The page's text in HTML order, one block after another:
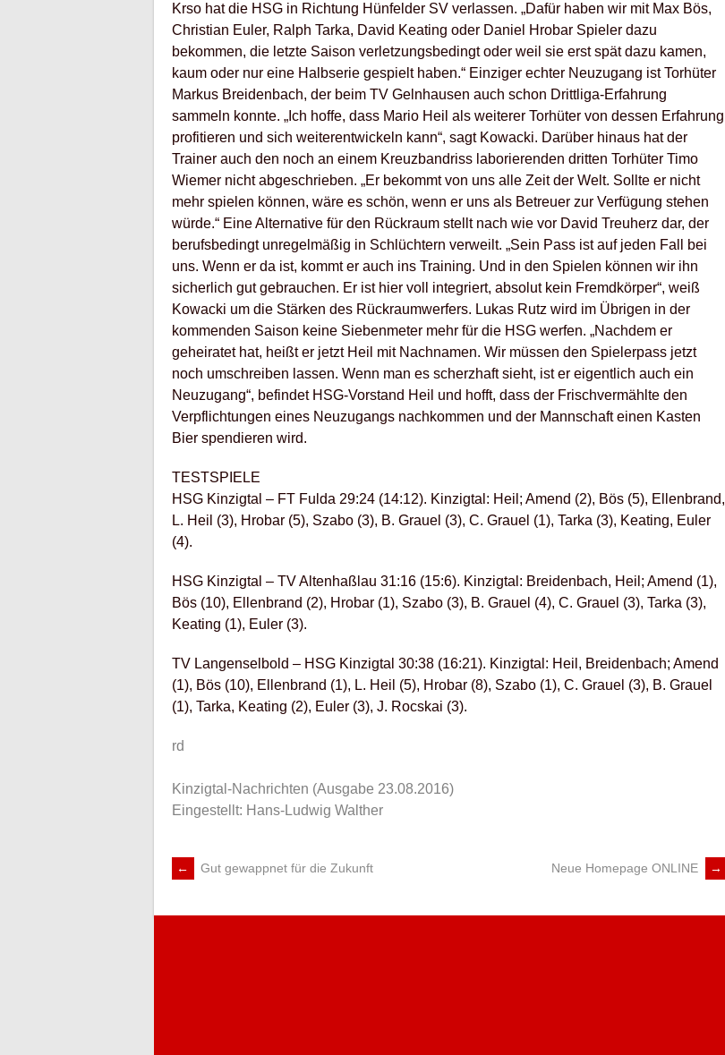
Krso hat die HSG in Richtung Hünfelder SV verlassen. „Dafür haben wir mit Max Bös,
Christian Euler, Ralph Tarka, David Keating oder Daniel Hrobar Spieler dazu
bekommen, die letzte Saison verletzungsbedingt oder weil sie erst spät dazu kamen,
kaum oder nur eine Halbserie gespielt haben.“ Einziger echter Neuzugang ist Torhüter
Markus Breidenbach, der beim TV Gelnhausen auch schon Drittliga-Erfahrung
sammeln konnte. „Ich hoffe, dass Mario Heil als weiterer Torhüter von dessen Erfahrung
profitieren und sich weiterentwickeln kann“, sagt Kowacki. Darüber hinaus hat der
Trainer auch den noch an einem Kreuzbandriss laborierenden dritten Torhüter Timo
Wiemer nicht abgeschrieben. „Er bekommt von uns alle Zeit der Welt. Sollte er nicht
mehr spielen können, wäre es schön, wenn er uns als Betreuer zur Verfügung stehen
würde.“ Eine Alternative für den Rückraum stellt nach wie vor David Treuherz dar, der
berufsbedingt unregelmäßig in Schlüchtern verweilt. „Sein Pass ist auf jeden Fall bei
uns. Wenn er da ist, kommt er auch ins Training. Und in den Spielen können wir ihn
sicherlich gut gebrauchen. Er ist hier voll integriert, absolut kein Fremdkörper“, weiß
Kowacki um die Stärken des Rückraumwerfers. Lukas Rutz wird im Übrigen in der
kommenden Saison keine Siebenmeter mehr für die HSG werfen. „Nachdem er
geheiratet hat, heißt er jetzt Heil mit Nachnamen. Wir müssen den Spielerpass jetzt
noch umschreiben lassen. Wenn man es scherzhaft sieht, ist er eigentlich auch ein
Neuzugang“, befindet HSG-Vorstand Heil und hofft, dass der Frischvermählte den
Verpflichtungen eines Neuzugangs nachkommen und der Mannschaft einen Kasten
Bier spendieren wird.
TESTSPIELE
HSG Kinzigtal – FT Fulda 29:24 (14:12). Kinzigtal: Heil; Amend (2), Bös (5), Ellenbrand,
L. Heil (3), Hrobar (5), Szabo (3), B. Grauel (3), C. Grauel (1), Tarka (3), Keating, Euler
(4).
HSG Kinzigtal – TV Altenhaßlau 31:16 (15:6). Kinzigtal: Breidenbach, Heil; Amend (1),
Bös (10), Ellenbrand (2), Hrobar (1), Szabo (3), B. Grauel (4), C. Grauel (3), Tarka (3),
Keating (1), Euler (3).
TV Langenselbold – HSG Kinzigtal 30:38 (16:21). Kinzigtal: Heil, Breidenbach; Amend
(1), Bös (10), Ellenbrand (1), L. Heil (5), Hrobar (8), Szabo (1), C. Grauel (3), B. Grauel
(1), Tarka, Keating (2), Euler (3), J. Rocskai (3).
rd
Kinzigtal-Nachrichten (Ausgabe 23.08.2016)
Eingestellt: Hans-Ludwig Walther
ARTIKEL-
← Gut gewappnet für die Zukunft Neue Homepage ONLINE →